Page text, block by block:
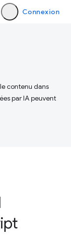
Connexion
contenu dans
par IA peuvent